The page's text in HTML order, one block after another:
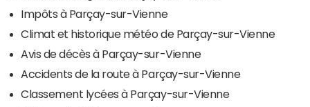
Impôts à Parçay-sur-Vienne
Climat et historique météo de Parçay-sur-Vienne
Avis de décès à Parçay-sur-Vienne
Accidents de la route à Parçay-sur-Vienne
Classement lycées à Parçay-sur-Vienne